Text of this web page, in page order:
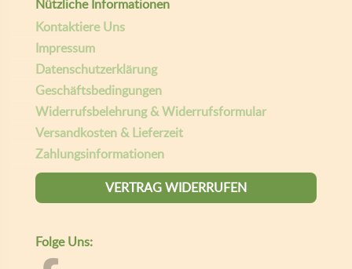
Nützliche Informationen
Kontaktiere Uns
Impressum
Datenschutzerklärung
Geschäftsbedingungen
Widerrufsbelehrung & Widerrufsformular
Versandkosten & Lieferzeit
Zahlungsinformationen
VERTRAG WIDERRUFEN
Folge Uns: